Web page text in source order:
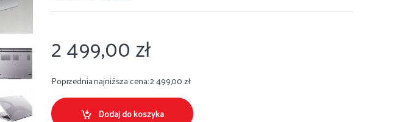
2 499,00zł
Poprzednia najniższa cena:2 499,00zł.
Dodaj do koszyka